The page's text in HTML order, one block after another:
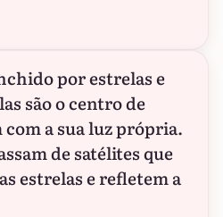
por estrelas e
são o centro de
a sua luz própria.
de satélites que
estrelas e refletem a